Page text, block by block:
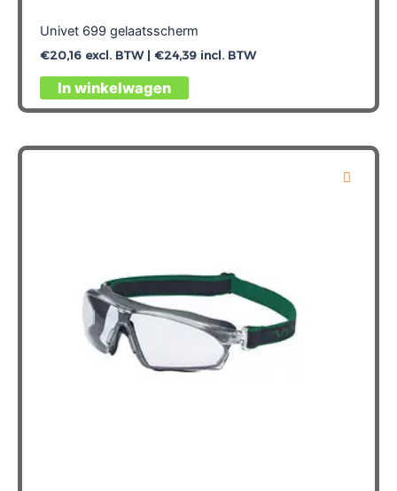
Univet 699 gelaatsscherm
€20,16excl. BTW | €24,39incl. BTW
In winkelwagen